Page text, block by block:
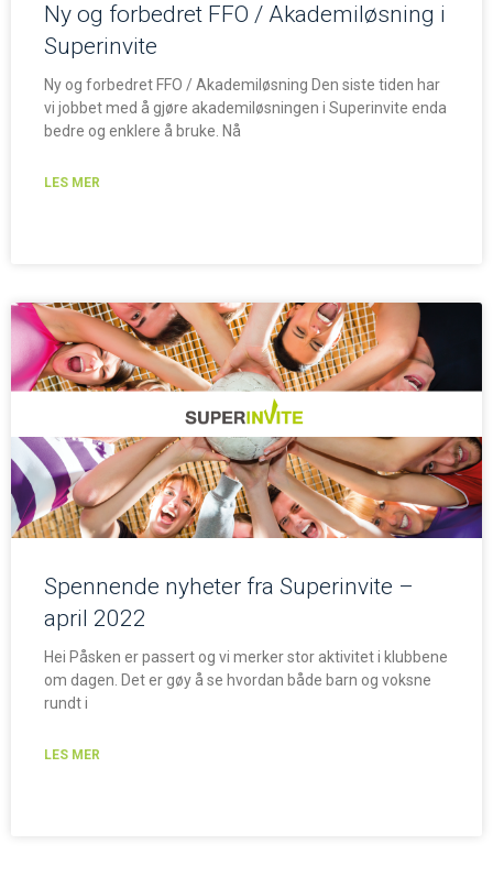
Ny og forbedret FFO / Akademiløsning i
Superinvite
Ny og forbedret FFO / Akademiløsning Den siste tiden har
vi jobbet med å gjøre akademiløsningen i Superinvite enda
bedre og enklere å bruke. Nå
LES MER
Spennende nyheter fra Superinvite –
april 2022
Hei Påsken er passert og vi merker stor aktivitet i klubbene
om dagen. Det er gøy å se hvordan både barn og voksne
rundt i
LES MER